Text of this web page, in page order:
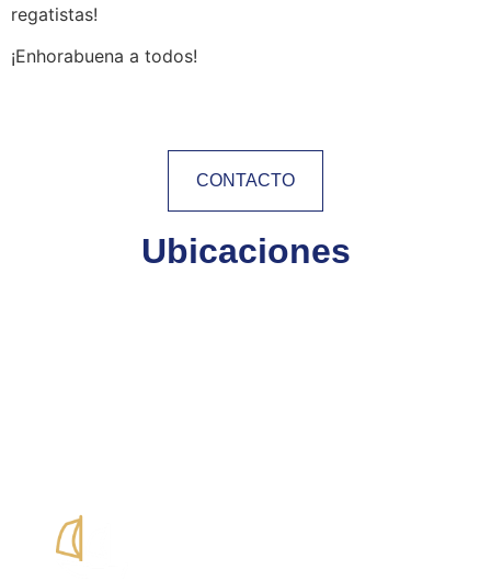
regatistas!
¡Enhorabuena a todos!
CONTACTO
Ubicaciones